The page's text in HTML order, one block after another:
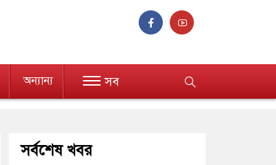
অন্যান্য সব
সর্বশেষ খবর